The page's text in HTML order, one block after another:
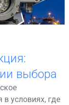
выбора
в условиях, где